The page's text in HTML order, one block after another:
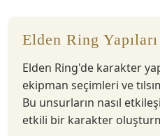
Elden Ring
Elden Ring'de karakter
ekipman seçimleri ve
Bu unsurların nasıl
etkili bir karakter